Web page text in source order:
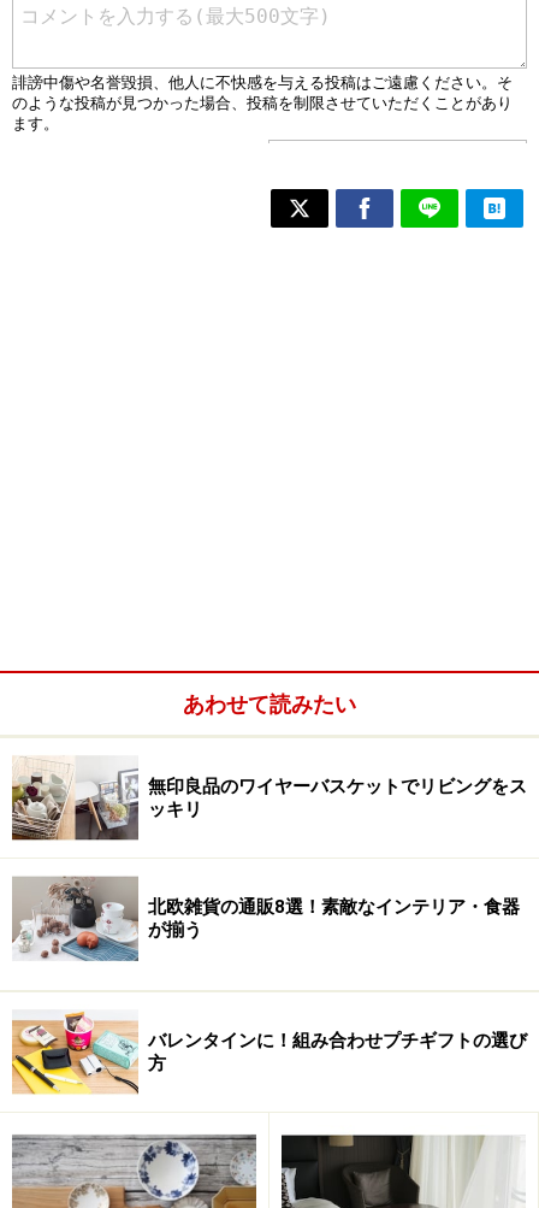
あわせて読みたい
無印良品のワイヤーバスケットでリビングをス
ッキリ
北欧雑貨の通販8選！素敵なインテリア・食器
が揃う
バレンタインに！組み合わせプチギフトの選び
方